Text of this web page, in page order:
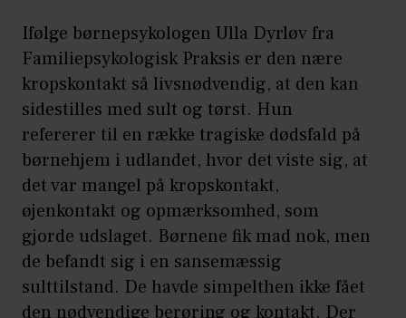
Ifølge børnepsykologen Ulla Dyrløv fra
Familiepsykologisk Praksis er den nære
kropskontakt så livsnødvendig, at den kan
sidestilles med sult og tørst. Hun
refererer til en række tragiske dødsfald på
børnehjem i udlandet, hvor det viste sig, at
det var mangel på kropskontakt,
øjenkontakt og opmærksomhed, som
gjorde udslaget. Børnene fik mad nok, men
de befandt sig i en sansemæssig
sulttilstand. De havde simpelthen ikke fået
den nødvendige berøring og kontakt. Der